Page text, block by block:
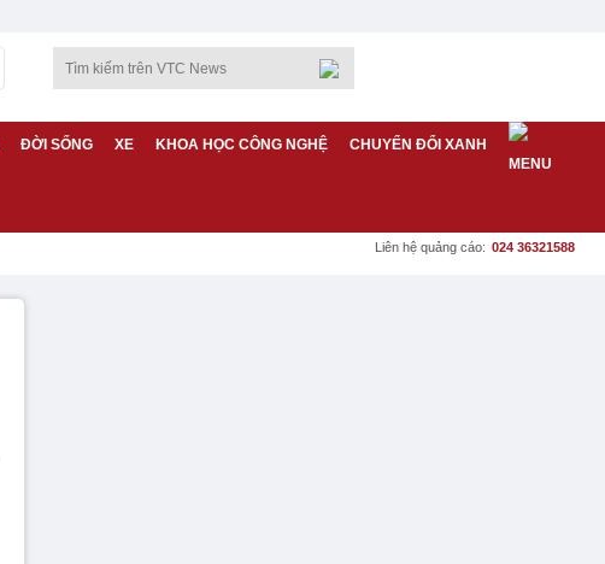
ĐỜI SỐNG XE KHOA HỌC CÔNG NGHỆ CHUYỂN ĐỔI XANH
Liên hệ quảng cáo: 024 36321588